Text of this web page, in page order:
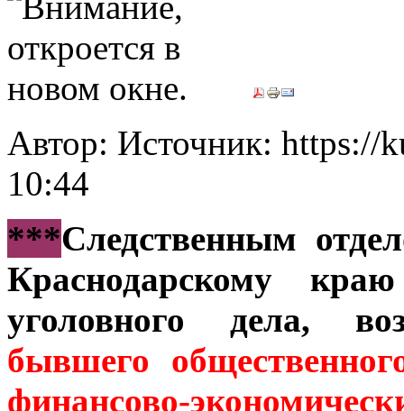
Автор: Источник: https://
10:44
***Следственным
Краснодарскому
уголовного дела,
бывшего
финансово-